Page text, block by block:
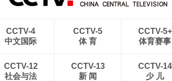
CCTV-4
中文国际
CCTV-5
体 育
CCTV-5+
体育赛事
CCTV-12
社会与法
CCTV-13
新 闻
CCTV-14
少 儿